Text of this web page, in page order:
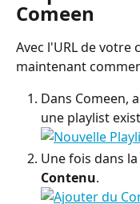
Comeen
Avec l'URL de votre
maintenant
Dans Comeen,
une playlist
Une fois dans
Contenu.